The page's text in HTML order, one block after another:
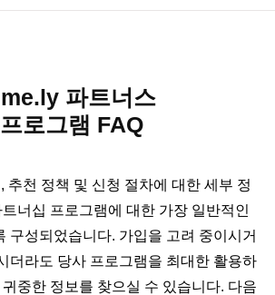
파트너스
프로그램 FAQ
추천 정책 및 신청 절차에 대한 세부 정
너십 프로그램에 대한 가장 일반적인
구성되었습니다. 가입을 고려 중이시거
더라도 당사 프로그램을 최대한 활용하
중한 정보를 찾으실 수 있습니다. 다음